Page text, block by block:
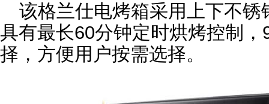
该格兰仕电烤箱采用上下不
具有最长60分钟定时烘烤控制
择，方便用户按需选择。